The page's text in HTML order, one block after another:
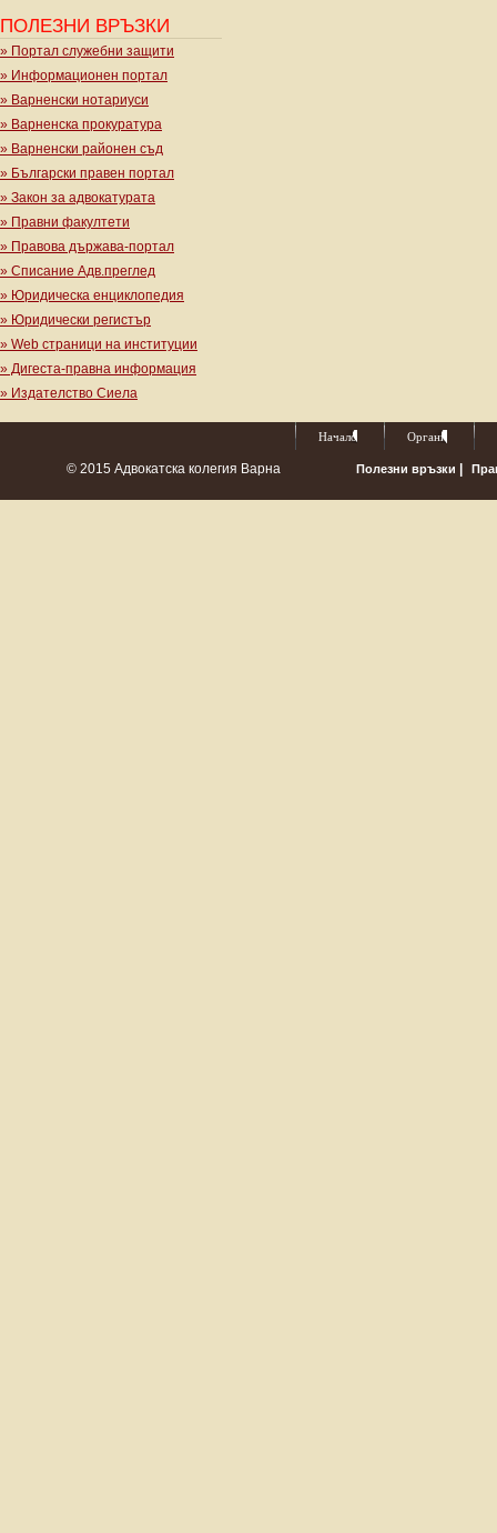
ПОЛЕЗНИ ВРЪЗКИ
» Портал служебни защити
» Информационен портал
» Варненски нотариуси
» Варненска прокуратура
» Варненски районен съд
» Български правен портал
» Закон за адвокатурата
» Правни факултети
» Правова държава-портал
» Списание Адв.преглед
» Юридическа енциклопедия
» Юридически регистър
» Web страници на институции
» Дигеста-правна информация
» Издателство Сиела
Начало Органи
© 2015 Адвокатска колегия Варна Полезни връзки